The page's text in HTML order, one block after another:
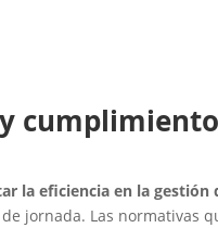
la eficiencia en la gestión
jornada. Las normativas